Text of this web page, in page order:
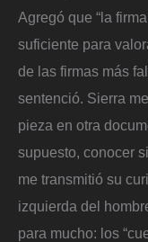
Agregó que “la
suficiente para
de las firmas más
sentenció. Sierra
pieza en otra
supuesto, conocer
me transmitió su
izquierda del
para mucho: los